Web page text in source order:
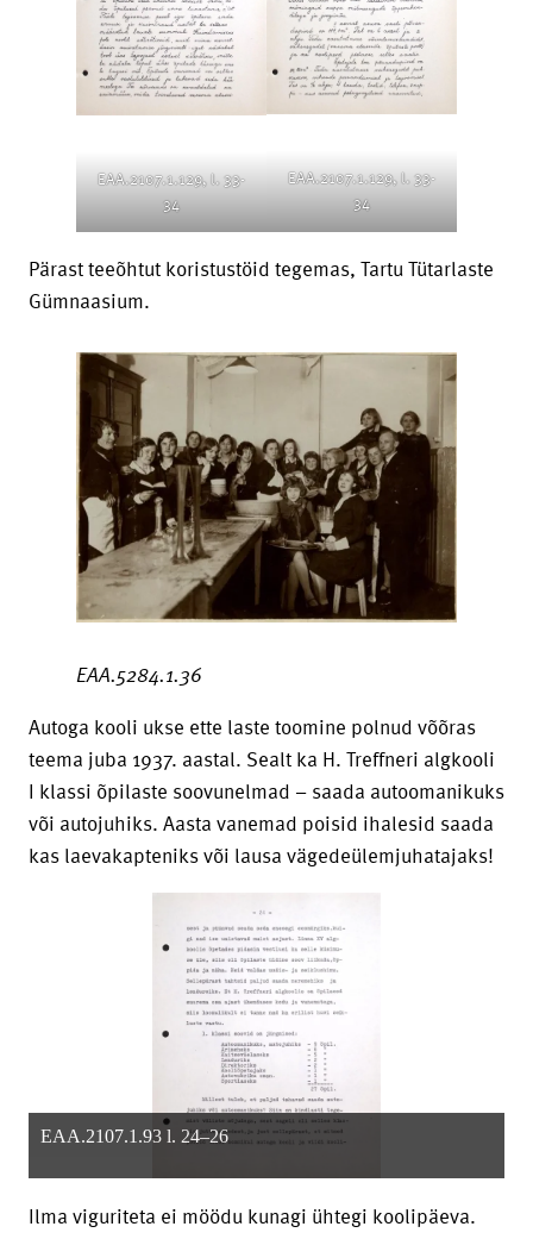
EAA.2107.1.129, l. 33-
34
EAA.2107.1.129, l. 33-
34
Pärast teeõhtut koristustöid tegemas, Tartu Tütarlaste
Gümnaasium.
EAA.5284.1.36
Autoga kooli ukse ette laste toomine polnud võõras
teema juba 1937. aastal. Sealt ka H. Treffneri algkooli
I klassi õpilaste soovunelmad – saada autoomanikuks
või autojuhiks. Aasta vanemad poisid ihalesid saada
kas laevakapteniks või lausa vägedeülemjuhatajaks!
EAA.2107.1.93 l. 24–26
Ilma viguriteta ei möödu kunagi ühtegi koolipäeva.